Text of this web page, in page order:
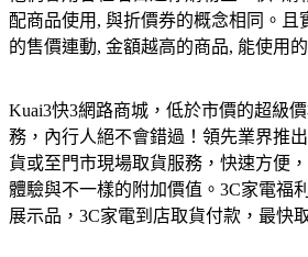
配商品使用, 與折價券的概念相同。且
的售價連動, 金額越高的商品, 能使用
Kuai3快3網路商城，低於市價的超級
務，內行人絕不會錯過！領先業界推
貨或至門市現場取貨服務，快速方便
體驗與不一樣的附加價值。3C家電福
展示品，3C家電到店取貨付款，最快